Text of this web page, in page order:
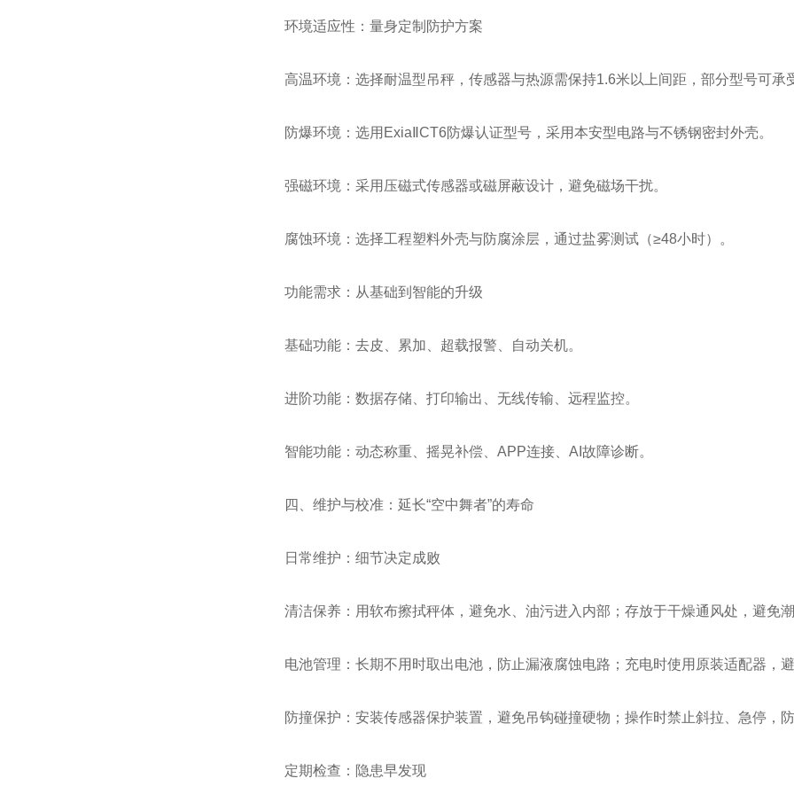
环境适应性：量身定制防护方案
高温环境：选择耐温型吊秤，传感器与热源需保持1.6米以上间距，部分型号可承
防爆环境：选用ExiaⅡCT6防爆认证型号，采用本安型电路与不锈钢密封外壳。
强磁环境：采用压磁式传感器或磁屏蔽设计，避免磁场干扰。
腐蚀环境：选择工程塑料外壳与防腐涂层，通过盐雾测试（≥48小时）。
功能需求：从基础到智能的升级
基础功能：去皮、累加、超载报警、自动关机。
进阶功能：数据存储、打印输出、无线传输、远程监控。
智能功能：动态称重、摇晃补偿、APP连接、AI故障诊断。
四、维护与校准：延长“空中舞者”的寿命
日常维护：细节决定成败
清洁保养：用软布擦拭秤体，避免水、油污进入内部；存放于干燥通风处，避免
电池管理：长期不用时取出电池，防止漏液腐蚀电路；充电时使用原装适配器，
防撞保护：安装传感器保护装置，避免吊钩碰撞硬物；操作时禁止斜拉、急停，防
定期检查：隐患早发现